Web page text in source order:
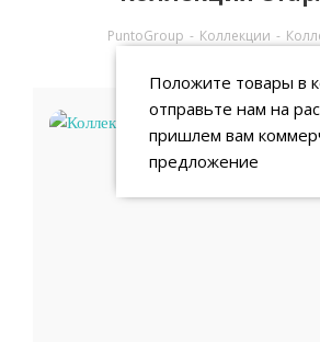
PuntoGroup - Коллекции -
Положите товары в
отправьте нам на
пришлем вам
предложение